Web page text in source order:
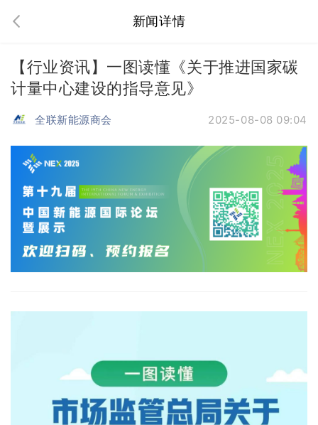
新闻详情
【行业资讯】一图读懂《关于推进国家碳
计量中心建设的指导意见》
全联新能源商会 2025-08-08 09:04